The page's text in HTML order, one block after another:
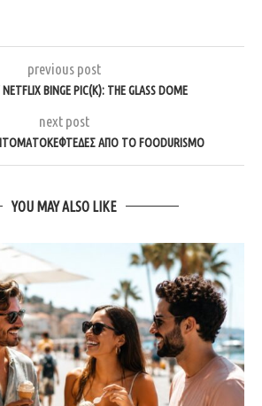
previous post
BINGE PIC(K): THE GLASS DOME
next post
ΑΠΌ ΤΟ FOODURISMO
YOU MAY ALSO LIKE